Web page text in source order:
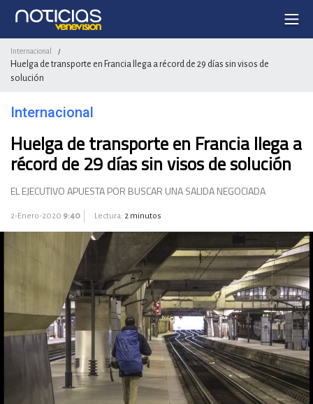
Internacional /
Huelga de transporte en Francia llega a récord de 29 días sin visos de
solución
Internacional
Huelga de transporte en Francia llega a
récord de 29 días sin visos de solución
EL EJECUTIVO APUESTA POR BUSCAR UNA SALIDA NEGOCIADA
2-Enero-2020 9:40 Lectura: 2 minutos